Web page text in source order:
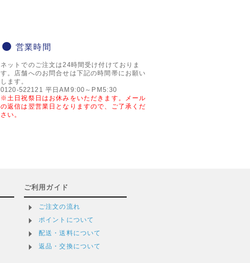
営業時間
ネットでのご注文は24時間受け付けておりま
す。店舗へのお問合せは下記の時間帯にお願い
します。
0120-522121 平日AM9:00～PM5:30
※土日祝祭日はお休みをいただきます。メール
の返信は翌営業日となりますので、ご了承くだ
さい。
ご利用ガイド
ご注文の流れ
ポイントについて
配送・送料について
返品・交換について